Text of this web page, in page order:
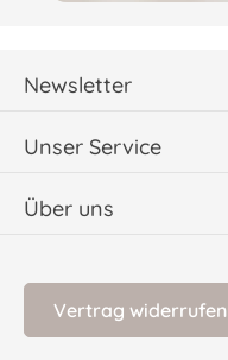
Newsletter
Unser Service
Über uns
Vertrag widerrufen